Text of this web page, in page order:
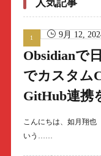
人気記事
9月 12,
Obsidianで
でカスタム
GitHub連携
こんにちは、如月翔也
いう……